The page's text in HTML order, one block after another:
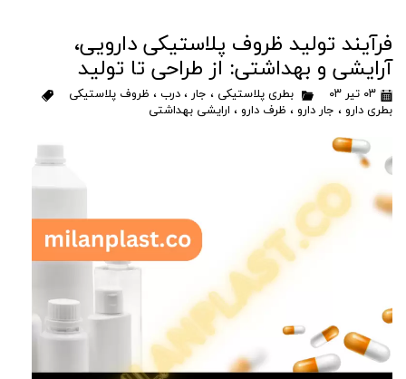
فرآیند تولید ظروف پلاستیکی دارویی،
آرایشی و بهداشتی: از طراحی تا تولید
۰۳ تیر ۰۳ بطری پلاستیکی ، جار ، درب ، ظروف پلاستیکی
بطری دارو ، جار دارو ، ظرف دارو ، ارایشی بهداشتی